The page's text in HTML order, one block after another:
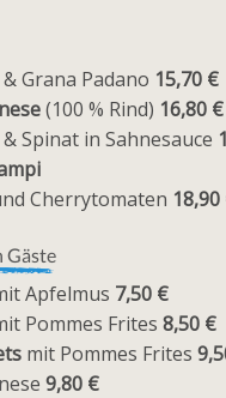
& Grana Padano 15,70 €
(100 % Rind) 16,80 €
& Spinat in Sahnesauce
Cherrytomaten 18,90
Gäste
Apfelmus 7,50 €
Pommes Frites 8,50 €
mit Pommes Frites
9,80 €